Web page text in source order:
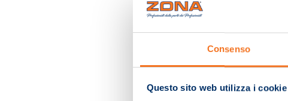
Consenso
Questo sito web utilizza i cookie